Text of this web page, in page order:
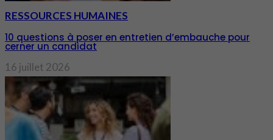
RESSOURCES HUMAINES
10 questions à poser en entretien d’embauche pour
cerner un candidat
16 juillet 2026